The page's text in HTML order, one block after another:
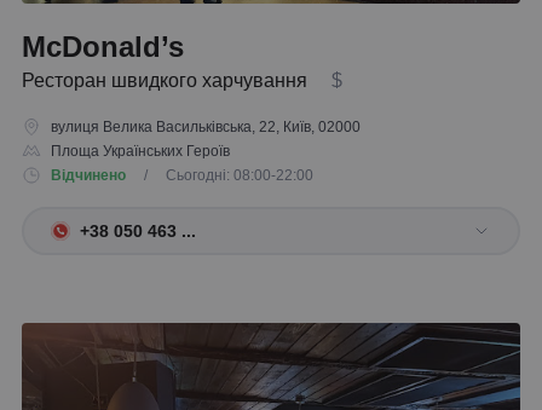
McDonald’s
Ресторан швидкого харчування $
вулиця Велика Васильківська, 22, Київ, 02000
Площа Українських Героїв
Відчинено
/ Сьогодні: 08:00-22:00
+38 050 463 ...